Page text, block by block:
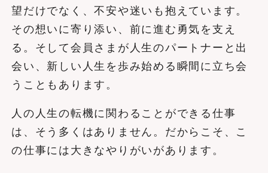
望だけでなく、不安や迷いも抱えています。
その想いに寄り添い、前に進む勇気を支え
る。そして会員さまが人生のパートナーと出
会い、新しい人生を歩み始める瞬間に立ち会
うこともあります。
人の人生の転機に関わることができる仕事
は、そう多くはありません。だからこそ、こ
の仕事には大きなやりがいがあります。